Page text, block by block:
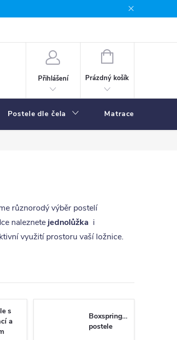
Přihlášení
NÁKUPNÍ
Prázdný košík
Postele dle čela Matrace
různorodý výběr postelí
naleznete jednolůžka i
využití prostoru vaší ložnice.
s
a
Boxspringové
postele